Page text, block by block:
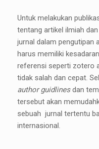
Untuk melakukan
tentang artikel ilmiah
jurnal dalam pengutipan
harus memiliki
referensi seperti zotero
tidak salah dan cepat.
author guidlinesdan
tersebut akan
sebuah jurnal tertentu
internasional.